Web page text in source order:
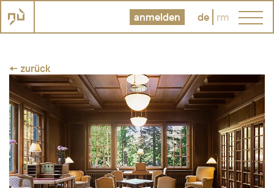
anmelden de rm
← zurück